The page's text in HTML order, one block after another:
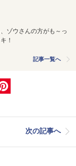
ゾウさんの方がも～っ
！
記事一覧へ
次の記事へ